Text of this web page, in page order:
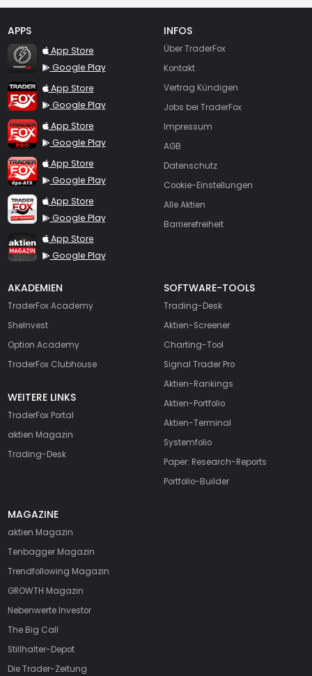
APPS
TraderFox Flash
App Store
Google Play
TraderFox App
App Store
Google Play
TraderFox Pro
App Store
Google Play
TraderFox dpa-AFX ProFeed
App Store
Google Play
TraderFox Live Trading
App Store
Google Play
TraderFox aktien Magazin
App Store
Google Play
INFOS
Über TraderFox
Kontakt
Vertrag Kündigen
Jobs bei TraderFox
Impressum
AGB
Datenschutz
Cookie-Einstellungen
Alle Aktien
Barrierefreiheit
AKADEMIEN
TraderFox Academy
SheInvest
Option Academy
TraderFox Clubhouse
WEITERE LINKS
TraderFox Portal
aktien Magazin
Trading-Desk
SOFTWARE-TOOLS
Trading-Desk
Aktien-Screener
Charting-Tool
Signal Trader Pro
Aktien-Rankings
Aktien-Portfolio
Aktien-Terminal
Systemfolio
Paper: Research-Reports
Portfolio-Builder
MAGAZINE
aktien Magazin
Tenbagger Magazin
Trendfollowing Magazin
GROWTH Magazin
Nebenwerte Investor
The Big Call
Stillhalter-Depot
Die Trader-Zeitung